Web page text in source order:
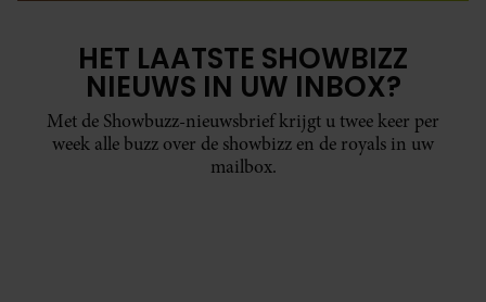
HET LAATSTE SHOWBIZZ
NIEUWS IN UW INBOX?
Met de Showbuzz-nieuwsbrief krijgt u twee keer per
week alle buzz over de showbizz en de royals in uw
mailbox.